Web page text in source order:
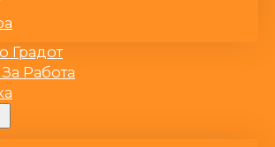
Градот
Работа